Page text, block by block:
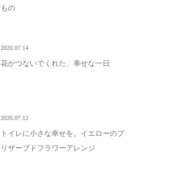
もの
2026.07.14
花がつないでくれた、幸せな一日
2026.07.12
トイレに小さな幸せを。イエローのプ
リザーブドフラワーアレンジ